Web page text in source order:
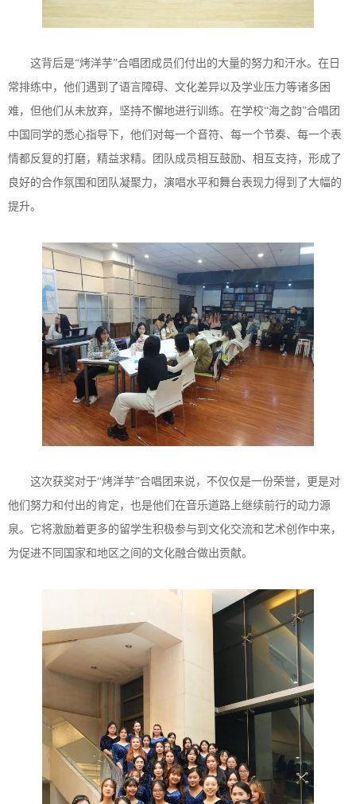
这背后是“烤洋芋”合唱团成员们付出的大量的努力和汗水。在日
常排练中，他们遇到了语言障碍、文化差异以及学业压力等诸多困
难，但他们从未放弃，坚持不懈地进行训练。在学校“海之韵”合唱团
中国同学的悉心指导下，他们对每一个音符、每一个节奏、每一个表
情都反复的打磨，精益求精。团队成员相互鼓励、相互支持，形成了
良好的合作氛围和团队凝聚力，演唱水平和舞台表现力得到了大幅的
提升。
这次获奖对于“烤洋芋”合唱团来说，不仅仅是一份荣誉，更是对
他们努力和付出的肯定，也是他们在音乐道路上继续前行的动力源
泉。它将激励着更多的留学生积极参与到文化交流和艺术创作中来，
为促进不同国家和地区之间的文化融合做出贡献。